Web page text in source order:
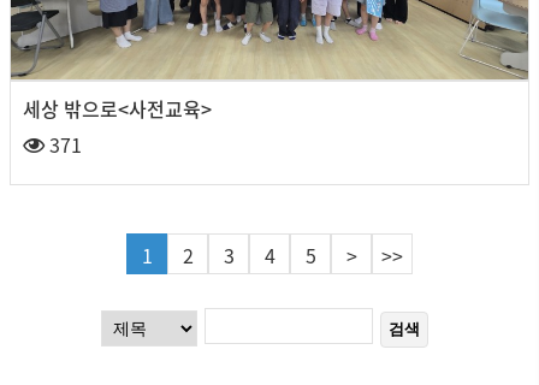
세상 밖으로<사전교육>
371
1 2 3 4 5 > >>